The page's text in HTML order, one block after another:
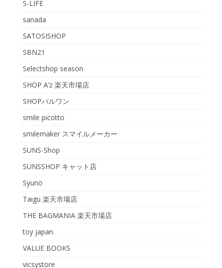
S-LIFE
sanada
SATOSISHOP
SBN21
Selectshop season
SHOP A’z 楽天市場店
SHOPパルワン
smile picotto
smilemaker スマイルメーカー
SUNS-Shop
SUNSSHOP キャット店
Syuno
Taigu 楽天市場店
THE BAGMANIA 楽天市場店
toy japan
VALUE BOOKS
vicsystore